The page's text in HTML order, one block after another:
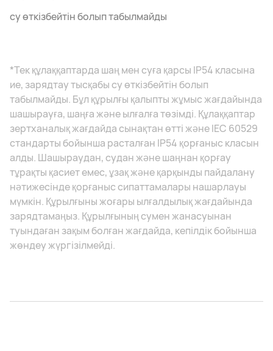
су өткізбейтін болып табылмайды
*Тек құлаққаптарда шаң мен суға қарсы IP54 класына
ие, зарядтау тысқабы су өткізбейтін болып
табылмайды. Бұл құрылғы қалыпты жұмыс жағдайында
шашырауға, шаңға және ылғалға төзімді. Құлаққаптар
зертханалық жағдайда сынақтан өтті және IEC 60529
стандарты бойынша расталған IP54 қорғаныс класын
алды. Шашыраудан, судан және шаңнан қорғау
тұрақты қасиет емес, ұзақ және қарқынды пайдалану
нәтижесінде қорғаныс сипаттамалары нашарлауы
мүмкін. Құрылғыны жоғары ылғалдылық жағдайында
зарядтамаңыз. Құрылғының сумен жанасуынан
туындаған зақым болған жағдайда, кепілдік бойынша
жөндеу жүргізілмейді.